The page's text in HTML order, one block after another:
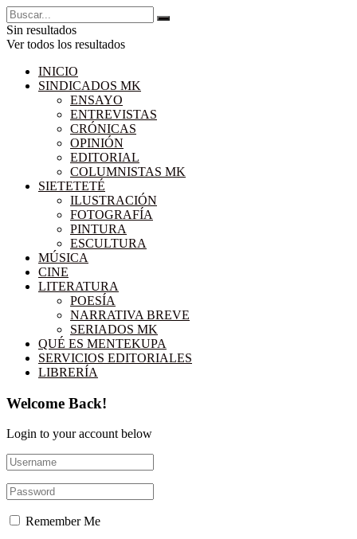
Sin resultados
Ver todos los resultados
INICIO
SINDICADOS MK
ENSAYO
ENTREVISTAS
CRÓNICAS
OPINIÓN
EDITORIAL
COLUMNISTAS MK
SIETETETÉ
ILUSTRACIÓN
FOTOGRAFÍA
PINTURA
ESCULTURA
MÚSICA
CINE
LITERATURA
POESÍA
NARRATIVA BREVE
SERIADOS MK
QUÉ ES MENTEKUPA
SERVICIOS EDITORIALES
LIBRERÍA
Welcome Back!
Login to your account below
Remember Me